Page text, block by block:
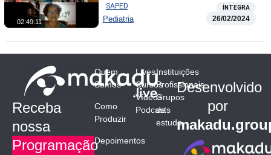
02:49:11
SAPED ÍNTEGRA
Pediatria 26/02/2024
Receba
nossa
Programação
Quem
Somos
Como
Produzir
Depoimentos
Lives
Cursos
Vídeos
Podcasts
Instituições
Profissionais
Grupos
de
estudo
Desenvolvido
por